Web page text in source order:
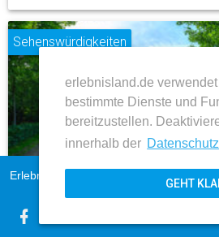
erlebnisland.de
bestimmte Dienste und
bereitzustellen.
innerhalb der
GEHT
Schloss Georgium und
Sehenswürdigkeiten
Erlebnisland Sachsen-Anhalt